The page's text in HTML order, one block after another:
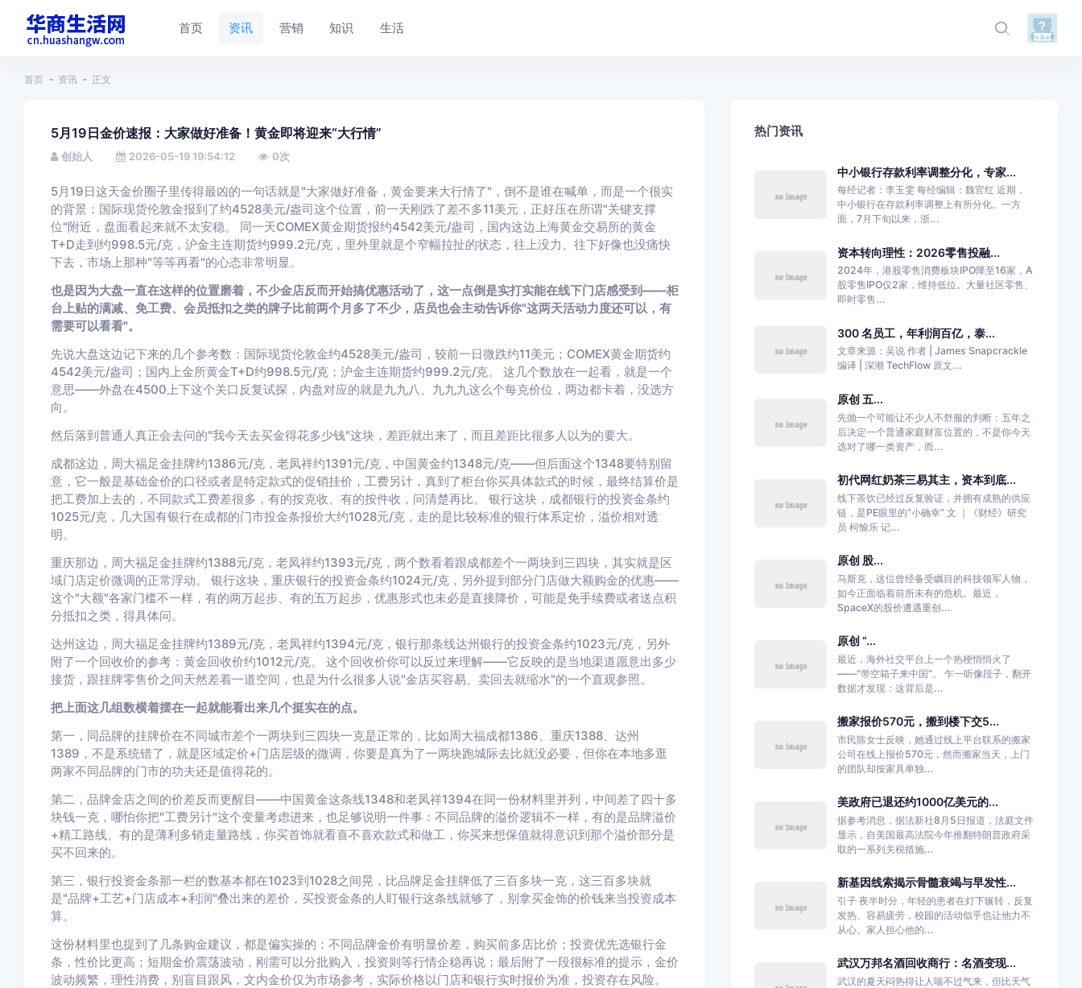
首页 资讯 营销 知识 生活
首页 资讯 正文
5月19日金价速报：大家做好准备！黄金即将迎来“大行情”
创始人 2026-05-19 19:54:12 0次
5月19日这天金价圈子里传得最凶的一句话就是"大家做好准备，黄金要来大行情了"，倒不是谁在喊单，而是一个很实
的背景：国际现货伦敦金报到了约4528美元/盎司这个位置，前一天刚跌了差不多11美元，正好压在所谓"关键支撑
位"附近，盘面看起来就不太安稳。 同一天COMEX黄金期货报约4542美元/盎司，国内这边上海黄金交易所的黄金
T+D走到约998.5元/克，沪金主连期货约999.2元/克，里外里就是个窄幅拉扯的状态，往上没力、往下好像也没痛快
下去，市场上那种"等等再看"的心态非常明显。
也是因为大盘一直在这样的位置磨着，不少金店反而开始搞优惠活动了，这一点倒是实打实能在线下门店感受到——柜
台上贴的满减、免工费、会员抵扣之类的牌子比前两个月多了不少，店员也会主动告诉你"这两天活动力度还可以，有
需要可以看看"。
先说大盘这边记下来的几个参考数：国际现货伦敦金约4528美元/盎司，较前一日微跌约11美元；COMEX黄金期货约
4542美元/盎司；国内上金所黄金T+D约998.5元/克；沪金主连期货约999.2元/克。 这几个数放在一起看，就是一个
意思——外盘在4500上下这个关口反复试探，内盘对应的就是九九八、九九九这么个每克价位，两边都卡着，没选方
向。
然后落到普通人真正会去问的"我今天去买金得花多少钱"这块，差距就出来了，而且差距比很多人以为的要大。
成都这边，周大福足金挂牌约1386元/克，老凤祥约1391元/克，中国黄金约1348元/克——但后面这个1348要特别留
意，它一般是基础金价的口径或者是特定款式的促销挂价，工费另计，真到了柜台你买具体款式的时候，最终结算价是
把工费加上去的，不同款式工费差很多，有的按克收、有的按件收，问清楚再比。 银行这块，成都银行的投资金条约
1025元/克，几大国有银行在成都的门市投金条报价大约1028元/克，走的是比较标准的银行体系定价，溢价相对透
明。
重庆那边，周大福足金挂牌约1388元/克，老凤祥约1393元/克，两个数看着跟成都差个一两块到三四块，其实就是区
域门店定价微调的正常浮动。 银行这块，重庆银行的投资金条约1024元/克，另外提到部分门店做大额购金的优惠——
这个"大额"各家门槛不一样，有的两万起步、有的五万起步，优惠形式也未必是直接降价，可能是免手续费或者送点积
分抵扣之类，得具体问。
达州这边，周大福足金挂牌约1389元/克，老凤祥约1394元/克，银行那条线达州银行的投资金条约1023元/克，另外
附了一个回收价的参考：黄金回收价约1012元/克。 这个回收价你可以反过来理解——它反映的是当地渠道愿意出多少
接货，跟挂牌零售价之间天然差着一道空间，也是为什么很多人说"金店买容易、卖回去就缩水"的一个直观参照。
把上面这几组数横着摆在一起就能看出来几个挺实在的点。
第一，同品牌的挂牌价在不同城市差个一两块到三四块一克是正常的，比如周大福成都1386、重庆1388、达州
1389，不是系统错了，就是区域定价+门店层级的微调，你要是真为了一两块跑城际去比就没必要，但你在本地多逛
两家不同品牌的门市的功夫还是值得花的。
第二，品牌金店之间的价差反而更醒目——中国黄金这条线1348和老凤祥1394在同一份材料里并列，中间差了四十多
块钱一克，哪怕你把"工费另计"这个变量考虑进来，也足够说明一件事：不同品牌的溢价逻辑不一样，有的是品牌溢价
+精工路线、有的是薄利多销走量路线，你买首饰就看喜不喜欢款式和做工，你买来想保值就得意识到那个溢价部分是
买不回来的。
第三，银行投资金条那一栏的数基本都在1023到1028之间晃，比品牌足金挂牌低了三百多块一克，这三百多块就
是"品牌+工艺+门店成本+利润"叠出来的差价，买投资金条的人盯银行这条线就够了，别拿买金饰的价钱来当投资成本
算。
这份材料里也提到了几条购金建议，都是偏实操的：不同品牌金价有明显价差，购买前多店比价；投资优先选银行金
条，性价比更高；短期金价震荡波动，刚需可以分批购入，投资则等行情企稳再说；最后附了一段很标准的提示，金价
波动频繁，理性消费，别盲目跟风，文内金价仅为市场参考，实际价格以门店和银行实时报价为准，投资存在风险。
热门资讯
中小银行存款利率调整分化，专家...
每经记者：李玉雯 每经编辑：魏官红 近期，
中小银行在存款利率调整上有所分化。一方
面，7月下旬以来，浙...
资本转向理性：2026零售投融...
2024年，港股零售消费板块IPO降至16家，A
股零售IPO仅2家，维持低位。大量社区零售、
即时零售...
300 名员工，年利润百亿，泰...
文章来源：吴说 作者 | James Snapcrackle
编译 | 深潮 TechFlow 原文...
原创 五...
先抛一个可能让不少人不舒服的判断：五年之
后决定一个普通家庭财富位置的，不是你今天
选对了哪一类资产，而...
初代网红奶茶三易其主，资本到底...
线下茶饮已经过反复验证，并拥有成熟的供应
链，是PE眼里的“小确幸” 文 ｜《财经》研究
员 柯愉乐 记...
原创 股...
马斯克，这位曾经备受瞩目的科技领军人物，
如今正面临着前所未有的危机。最近，
SpaceX的股价遭遇重创...
原创 “...
最近，海外社交平台上一个热梗悄悄火了
——“带空箱子来中国”。 乍一听像段子，翻开
数据才发现：这背后是...
搬家报价570元，搬到楼下交5...
市民陈女士反映，她通过线上平台联系的搬家
公司在线上报价570元，然而搬家当天，上门
的团队却按家具单独...
美政府已退还约1000亿美元的...
据参考消息，据法新社8月5日报道，法庭文件
显示，自美国最高法院今年推翻特朗普政府采
取的一系列关税措施...
新基因线索揭示骨髓衰竭与早发性...
引子 夜半时分，年轻的患者在灯下辗转，反复
发热、容易疲劳，校园的活动似乎也让他力不
从心。家人担心他的...
武汉万邦名酒回收商行：名酒变现...
武汉的夏天闷热得让人喘不过气来，但比天气